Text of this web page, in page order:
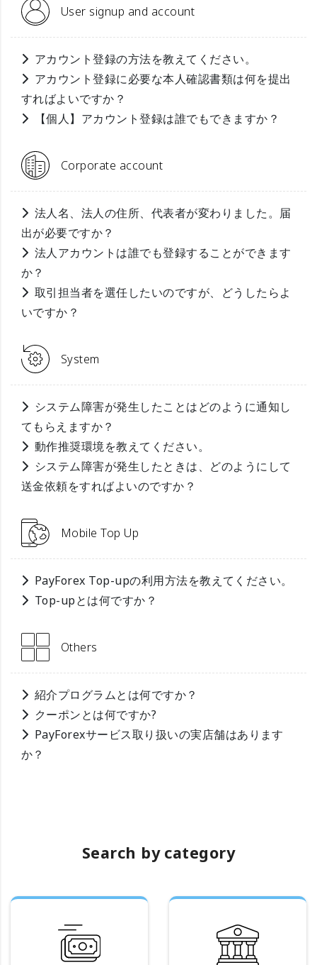
User signup and account
アカウント登録の方法を教えてください。
アカウント登録に必要な本人確認書類は何を提出
すればよいですか？
【個人】アカウント登録は誰でもできますか？
Corporate account
法人名、法人の住所、代表者が変わりました。届
出が必要ですか？
法人アカウントは誰でも登録することができます
か？
取引担当者を選任したいのですが、どうしたらよ
いですか？
System
システム障害が発生したことはどのように通知し
てもらえますか？
動作推奨環境を教えてください。
システム障害が発生したときは、どのようにして
送金依頼をすればよいのですか？
Mobile Top Up
PayForex Top-upの利用方法を教えてください。
Top-upとは何ですか？
Others
紹介プログラムとは何ですか？
クーポンとは何ですか?
PayForexサービス取り扱いの実店舗はあります
か？
Search by category